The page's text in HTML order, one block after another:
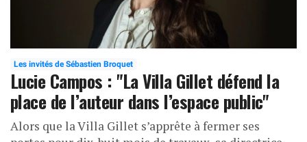
Les invités de Sébastien Broquet
Lucie Campos : "La Villa Gillet défend la
place de l’auteur dans l’espace public"
Alors que la Villa Gillet s’apprête à fermer ses